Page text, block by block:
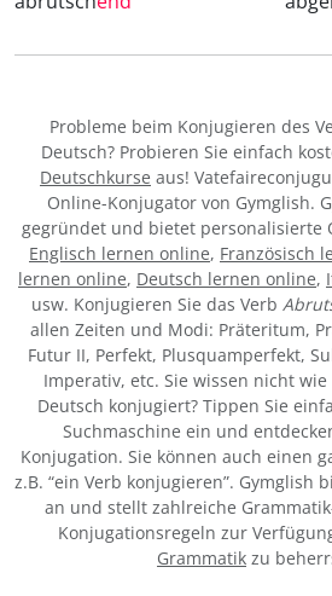
Probleme beim Konjugieren des
Deutsch? Probieren Sie einfach
Deutschkurse aus!
Online-Konjugator von Gymglish.
gegründet und bietet personalisierte
Englisch lernen online, Französisch
lernen online, Deutsch lernen online,
usw. Konjugieren Sie das Verb
allen Zeiten und Modi: Präteritum,
Futur II, Perfekt, Plusquamperfekt,
Imperativ, etc. Sie wissen nicht wie
Deutsch konjugiert? Tippen Sie
Suchmaschine ein und
Konjugation. Sie können auch einen
z.B. “ein Verb konjugieren”. Gymglish
an und stellt zahlreiche
Konjugationsregeln zur
Grammatik zu